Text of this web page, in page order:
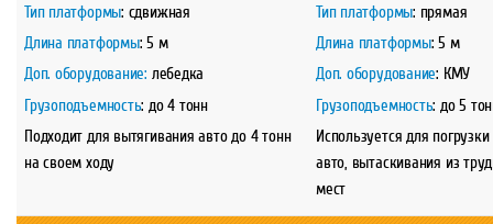
Тип платформы: сдвижная
Длина платформы: 5 м
Доп. оборудование: лебедка
Грузоподъемность: до 4 тонн
Подходит для вытягивания авто до 4 тонн
на своем ходу
Тип платформы: прямая
Длина платформы: 5 м
Доп. оборудование: КМУ
Грузоподъемность: до 5
Используется для
авто, вытаскивания из
мест